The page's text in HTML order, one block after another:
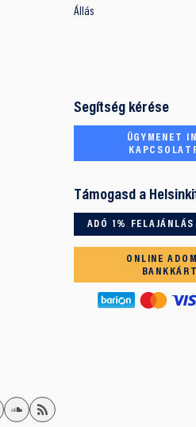
Állás
Segítség kérése
ÜGYMENET
Támogasd a
ADÓ 1% FELAJÁNLÁS
ONLINE